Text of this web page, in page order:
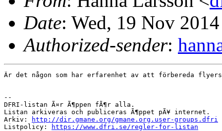
Date: Wed, 19 Nov
Authorized-sender:
Är det någon som har erfarenhet av att förbereda
--
DFRI-listan Ã¤r Ã¶ppen fÃ¶r alla.
Listan arkiveras och publiceras Ã¶ppet pÃ¥ internet.
Arkiv:
http://dir.gmane.org/gmane.org.user-groups.dfri
Listpolicy:
https://www.dfri.se/regler-for-listan